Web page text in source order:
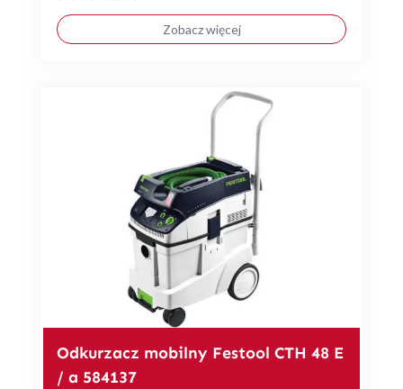
Zobacz więcej
Odkurzacz mobilny Festool CTH 48 E
/ a 584137